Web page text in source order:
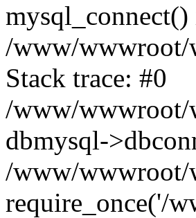
mysql_connect()
/www/wwwroot/
Stack trace: #0
/www/wwwroot/
dbmysql-
/www/wwwroot/
require_once('/